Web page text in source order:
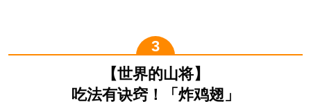
【世界的山将】
吃法有诀窍！「炸鸡翅」